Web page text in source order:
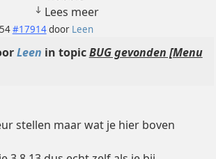
Lees meer
#17914door Leen
Leen in topicBUG gevonden [Menu
stellen maar wat je hier boven